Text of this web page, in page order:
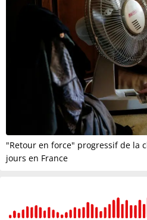
"Retour en force" progressif de la
jours en France